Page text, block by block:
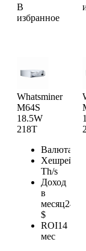
В
избранное
Whatsminer
M64S
18.5W
218T
Валюта
Хешрейт
Th/s
Доход
в
месяц241.98
$
ROI14
мес